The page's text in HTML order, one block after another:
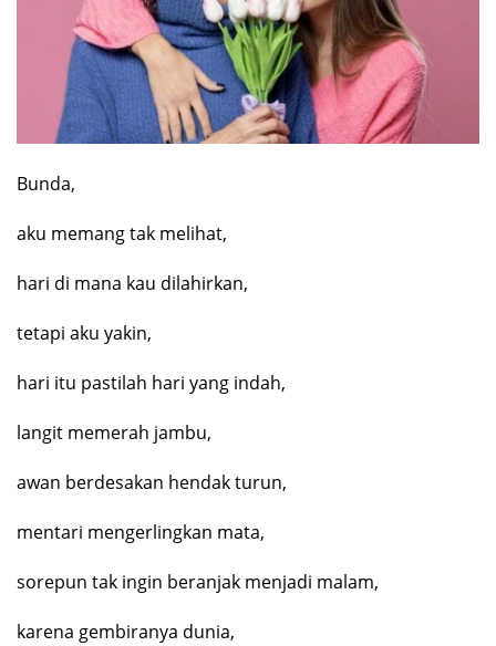
Bunda,
aku memang tak melihat,
hari di mana kau dilahirkan,
tetapi aku yakin,
hari itu pastilah hari yang indah,
langit memerah jambu,
awan berdesakan hendak turun,
mentari mengerlingkan mata,
sorepun tak ingin beranjak menjadi malam,
karena gembiranya dunia,